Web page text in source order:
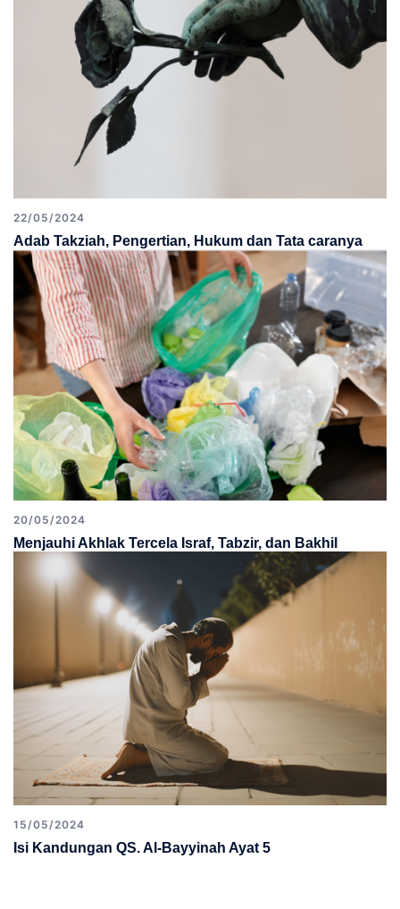
22/05/2024
Adab Takziah, Pengertian, Hukum dan Tata caranya
20/05/2024
Menjauhi Akhlak Tercela Israf, Tabzir, dan Bakhil
15/05/2024
Isi Kandungan QS. Al-Bayyinah Ayat 5